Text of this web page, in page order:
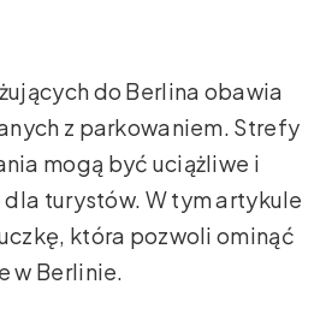
do Berlina obawia
z parkowaniem. Strefy
mogą być uciążliwe i
dla turystów. W tym artykule
która pozwoli ominąć
w Berlinie.